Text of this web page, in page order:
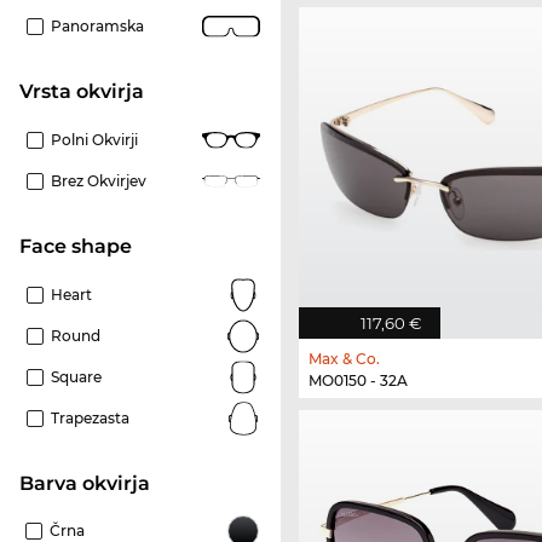
Panoramska
Vrsta okvirja
Polni Okvirji
Brez Okvirjev
Face shape
Heart
Round
Square
Trapezasta
Barva okvirja
Črna
117,60 €
Max & Co.
MO0150 - 32A